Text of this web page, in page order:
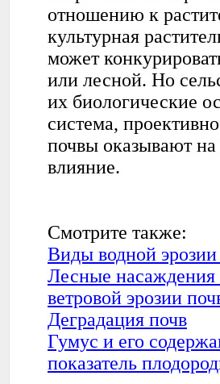
отношению к
культурная
может
или лесной. Но
их биологические
система,
почвы оказывают
влияние.
Смотрите также:
Виды водной эрозии
Лесные насаждения
ветровой эрозии
Деградация почв
Гумус и его
показатель